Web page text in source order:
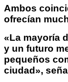
Ambos
ofrecían
«La mayoría
y un futuro
pequeños
ciudad»,